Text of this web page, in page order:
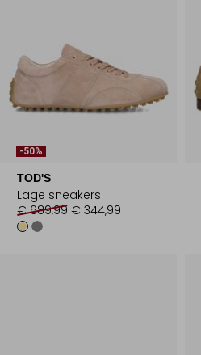
-50%
TOD'S
Lage sneakers
€ 689,99 € 344,99